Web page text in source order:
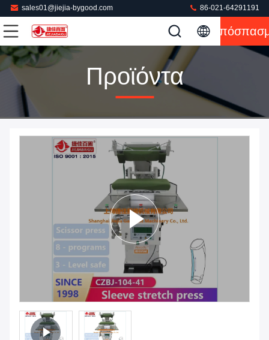
sales01@jiejia-bygood.com 86-021-64291191
Προϊόντα